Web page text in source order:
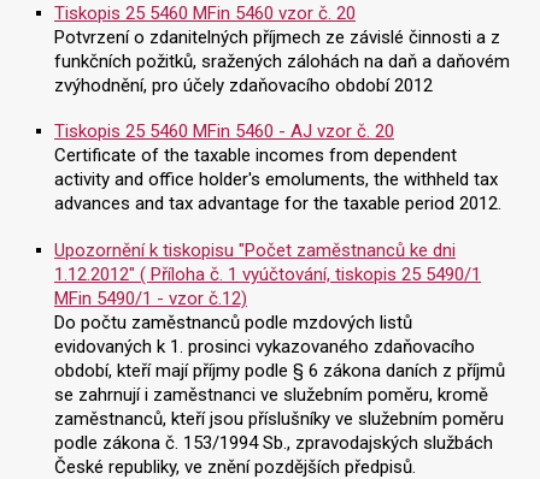
Tiskopis 25 5460 MFin 5460 vzor č. 20
Potvrzení o zdanitelných příjmech ze závislé činnosti a z
funkčních požitků, sražených zálohách na daň a daňovém
zvýhodnění, pro účely zdaňovacího období 2012
Tiskopis 25 5460 MFin 5460 - AJ vzor č. 20
Certificate of the taxable incomes from dependent
activity and office holder's emoluments, the withheld tax
advances and tax advantage for the taxable period 2012.
Upozornění k tiskopisu "Počet zaměstnanců ke dni
1.12.2012" ( Příloha č. 1 vyúčtování, tiskopis 25 5490/1
MFin 5490/1 - vzor č.12)
Do počtu zaměstnanců podle mzdových listů
evidovaných k 1. prosinci vykazovaného zdaňovacího
období, kteří mají příjmy podle § 6 zákona daních z příjmů
se zahrnují i zaměstnanci ve služebním poměru, kromě
zaměstnanců, kteří jsou příslušníky ve služebním poměru
podle zákona č. 153/1994 Sb., zpravodajských službách
České republiky, ve znění pozdějších předpisů.